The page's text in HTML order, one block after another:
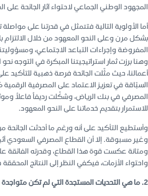
المجهود الوطني الجماعي لاحتواء آثار الجائحة على
أما الأولوية التالية فتتمثل في قدرتنا على مواصلة
بشكل مرن وعلى النحو المعهود من خلال الالتزام
المفروضة وإجراءات التباعد الاجتماعي،
وهنا برزت ثمار استراتيجيتنا المبكرة في التوجه
أعمالنا، حيث مثّلت الجائحة فرصة ذهبية للتأكيد
السبّاقة في تعزيز الاعتماد على المصرفية
المصرفي في بنك الرياض، وشكّلت رديفاً فاعلاً
للاستمرار بتقديم خدماتنا على النحو المعهود.
وأستطيع التأكيد على أنه ورغم ما أحدثت
وغير مسبوقة. إلا أن القطاع المصرفي السعودي
ومتانة عكست قوة هذا القطاع، وقدرته الفائقة
واحتواء الأزمات، فيكفي النظر إلى النتائج المحققة
2. ما هي التحديات المستجدة التي لم تكن متواجدة في الاعوام الماضية؟